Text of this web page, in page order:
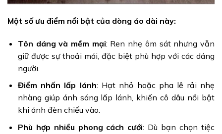
Một số ưu điểm nổi bật của dòng áo dài này:
Tôn dáng và mềm mại: Ren nhẹ ôm sát nhưng vẫn
giữ được sự thoải mái, đặc biệt phù hợp với các dáng
người.
Điểm nhấn lấp lánh: Hạt nhỏ hoặc pha lê rải nhẹ
nhàng giúp ánh sáng lấp lánh, khiến cô dâu nổi bật
khi ánh đèn chiếu vào.
Phù hợp nhiều phong cách cưới: Dù bạn chọn tiệc